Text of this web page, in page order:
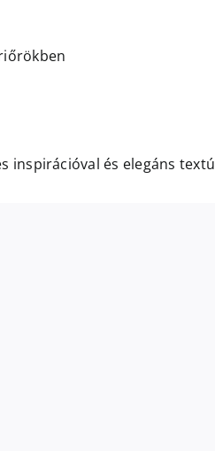
inspirációval és elegáns